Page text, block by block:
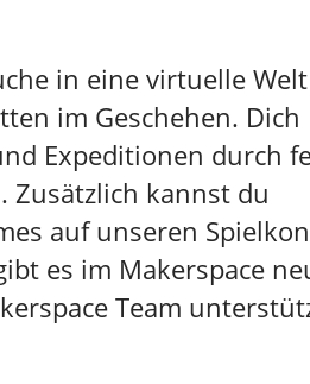
in eine virtuelle
im Geschehen. Dich
Expeditionen durch
Zusätzlich kannst du
auf unseren
es im Makerspace
Team